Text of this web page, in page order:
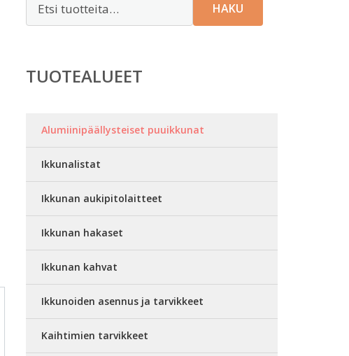
HAKU
TUOTEALUEET
Alumiinipäällysteiset puuikkunat
Ikkunalistat
Ikkunan aukipitolaitteet
Ikkunan hakaset
Ikkunan kahvat
Ikkunoiden asennus ja tarvikkeet
Kaihtimien tarvikkeet